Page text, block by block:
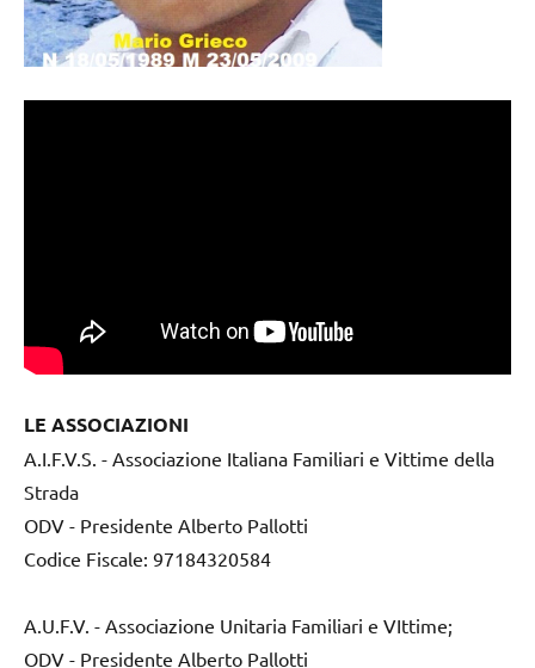
LE ASSOCIAZIONI
A.I.F.V.S. - Associazione Italiana Familiari e Vittime della
Strada
ODV - Presidente Alberto Pallotti
Codice Fiscale: 97184320584
A.U.F.V. - Associazione Unitaria Familiari e VIttime;
ODV - Presidente Alberto Pallotti